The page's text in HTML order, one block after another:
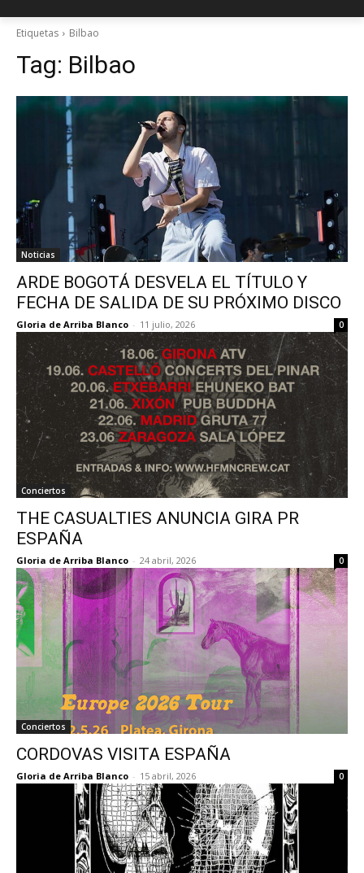
Etiquetas Bilbao
Tag: Bilbao
Noticias
ARDE BOGOTÁ DESVELA EL TÍTULO Y
FECHA DE SALIDA DE SU PRÓXIMO DISCO
Gloria de Arriba Blanco - 11 julio, 2026 0
Conciertos
THE CASUALTIES ANUNCIA GIRA PR
ESPAÑA
Gloria de Arriba Blanco - 24 abril, 2026 0
Conciertos
CORDOVAS VISITA ESPAÑA
Gloria de Arriba Blanco - 15 abril, 2026 0